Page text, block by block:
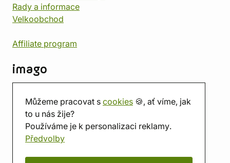
Můžeme pracovat s cookies 🍪, ať víme, jak
to u nás žije?
Používáme je k personalizaci reklamy.
Předvolby
Rady a informace
Velkoobchod
Affiliate program
imago
Prodejna
Herna
O nás
Hodnocení obchodu